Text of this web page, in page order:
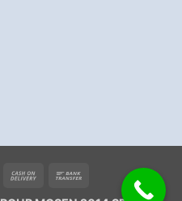
MasterCardCash
Transfer